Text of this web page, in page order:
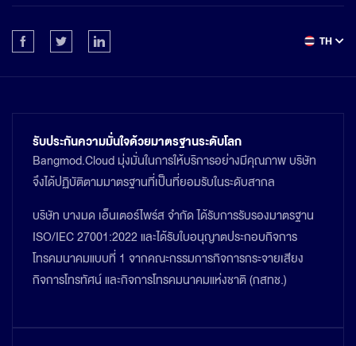
TH
รับประกันความมั่นใจด้วยมาตรฐานระดับโลก
Bangmod.Cloud มุ่งมั่นในการให้บริการอย่างมีคุณภาพ บริษัท
จึงได้ปฏิบัติตามมาตรฐานที่เป็นที่ยอมรับในระดับสากล
บริษัท บางมด เอ็นเตอร์ไพร์ส จำกัด ได้รับการรับรองมาตรฐาน
ISO/IEC 27001:2022 และได้รับใบอนุญาตประกอบกิจการ
โทรคมนาคมแบบที่ 1 จากคณะกรรมการกิจการกระจายเสียง
กิจการโทรทัศน์ และกิจการโทรคมนาคมแห่งชาติ (กสทช.)